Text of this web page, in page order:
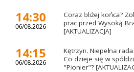
14:30
06/08.2026
Coraz bliżej końca?
prac przed Wysoką
[AKTUALIZACJA]
14:15
06/08.2026
Kętrzyn. Niepełna
Co dzieje się w
"Pionier"?